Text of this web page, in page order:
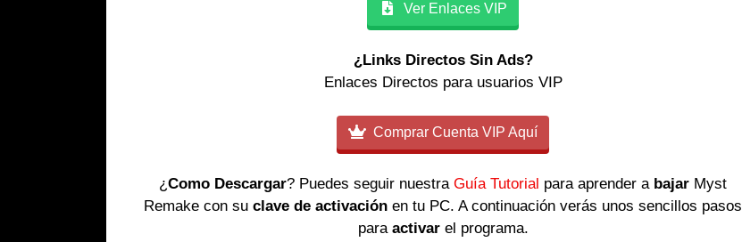
Ver Enlaces VIP
¿Links Directos Sin Ads?
Enlaces Directos para usuarios VIP
Comprar Cuenta VIP Aquí
¿Como Descargar? Puedes seguir nuestraGuía Tutorial para aprender a bajar Myst
Remake con suclave de activaciónen tu PC. A continuación verás unos sencillos pasos
para activarel programa.